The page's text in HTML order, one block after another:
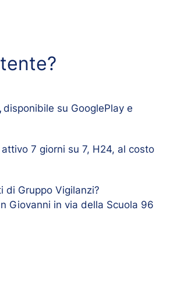
, disponibile su GooglePlay e
7 giorni su 7, H24, al costo
di Gruppo Vigilanzi?
Giovanni in via della Scuola 96